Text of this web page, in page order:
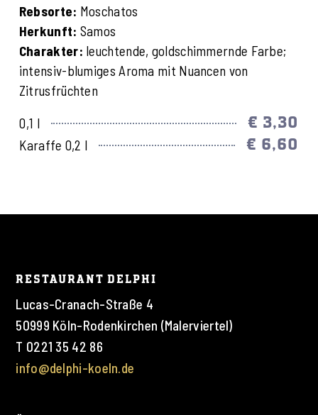
Rebsorte: Moschatos
Herkunft: Samos
Charakter: leuchtende, goldschimmernde Farbe;
intensiv-blumiges Aroma mit Nuancen von
Zitrusfrüchten
0,1 l
€ 3,30
Karaffe 0,2 l
€ 6,60
RESTAURANT DELPHI
Lucas-Cranach-Straße 4
50999 Köln-Rodenkirchen (Malerviertel)
T 0221 35 42 86
info@delphi-koeln.de